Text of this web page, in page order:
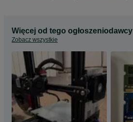
Więcej od tego ogłoszeniodawcy
Zobacz wszystkie